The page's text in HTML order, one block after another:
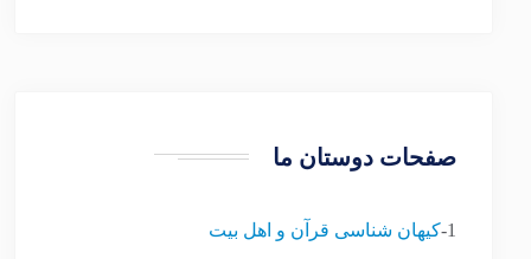
صفحات دوستان ما
1- کیهان شناسی قرآن و اهل بیت